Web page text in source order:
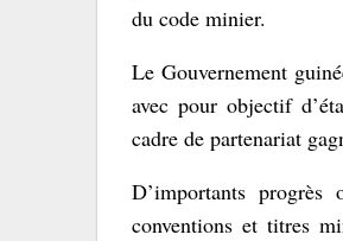
du code minier.
Le Gouvernement
avec pour objectif
cadre de partenariat
D’importants
conventions et titres